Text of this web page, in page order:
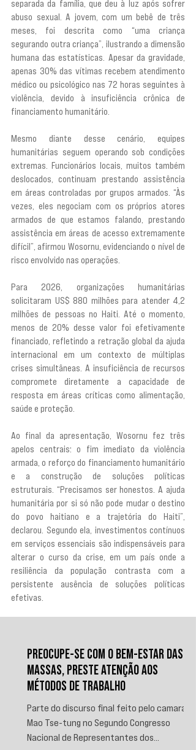
separada da família, que deu à luz após sofrer
abuso sexual. A jovem, com um bebê de três
meses, foi descrita como “uma criança
segurando outra criança”, ilustrando a dimensão
humana das estatísticas. Apesar da gravidade,
apenas 30% das vítimas recebem atendimento
médico ou psicológico nas 72 horas seguintes à
violência, devido à insuficiência crônica de
financiamento humanitário.
Mesmo diante desse cenário, equipes
humanitárias seguem operando sob condições
extremas. Funcionários locais, muitos também
deslocados, continuam prestando assistência
em áreas controladas por grupos armados. “Às
vezes, eles negociam com os próprios atores
armados de que estamos falando, prestando
assistência em áreas de acesso extremamente
difícil”, afirmou Wosornu, evidenciando o nível de
risco envolvido nas operações.
Para 2026, organizações humanitárias
solicitaram US$ 880 milhões para atender 4,2
milhões de pessoas no Haiti. Até o momento,
menos de 20% desse valor foi efetivamente
financiado, refletindo a retração global da ajuda
internacional em um contexto de múltiplas
crises simultâneas. A insuficiência de recursos
compromete diretamente a capacidade de
resposta em áreas críticas como alimentação,
saúde e proteção.
Ao final da apresentação, Wosornu fez três
apelos centrais: o fim imediato da violência
armada, o reforço do financiamento humanitário
e a construção de soluções políticas
estruturais. “Precisamos ser honestos. A ajuda
humanitária por si só não pode mudar o destino
do povo haitiano e a trajetória do Haiti”,
declarou. Segundo ela, investimentos contínuos
em serviços essenciais são indispensáveis para
alterar o curso da crise, em um país onde a
resiliência da população contrasta com a
persistente ausência de soluções políticas
efetivas.
PREOCUPE-SE COM O BEM-ESTAR DAS
MASSAS, PRESTE ATENÇÃO AOS
MÉTODOS DE TRABALHO
Parte do discurso final feito pelo camarada
Mao Tse-tung no Segundo Congresso
Nacional de Representantes dos